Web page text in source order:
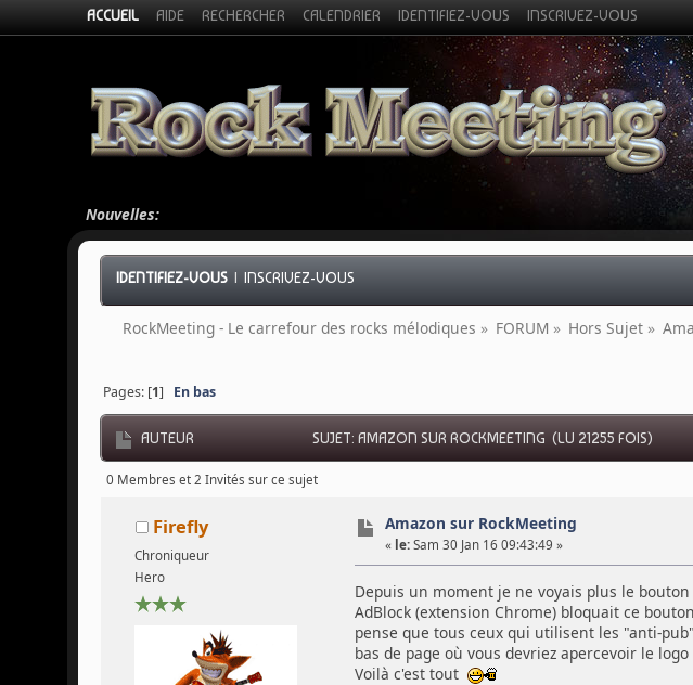
ACCUEIL AIDE RECHERCHER CALENDRIER IDENTIFIEZ-VOUS INSCRIVEZ-VOUS
Nouvelles:
IDENTIFIEZ-VOUS |INSCRIVEZ-VOUS
RockMeeting - Le carrefour des rocks mélodiques » FORUM » Hors Sujet »
Pages: [1] En bas
AUTEUR SUJET: AMAZON SUR ROCKMEETING (LU 21255 FOIS)
0 Membres et 2 Invités sur ce sujet
Firefly
Chroniqueur
Hero
Amazon sur RockMeeting
« le: Sam 30 Jan 16 09:43:49 »
Depuis un moment je ne voyais plus le
AdBlock (extension Chrome) bloquait ce
pense que tous ceux qui utilisent les "anti-
bas de page où vous devriez apercevoir le
Voilà c'est tout